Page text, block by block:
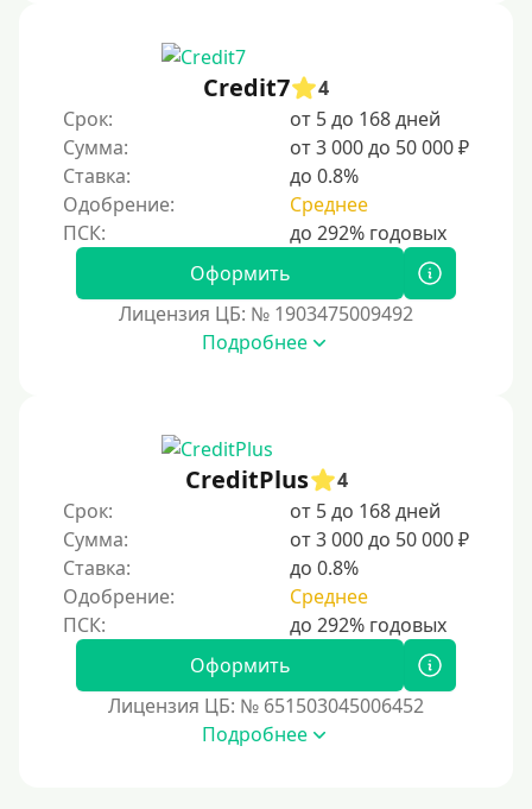
Не выходя из дома
Без посещения офиса
В офисе
В ломбарде
Роботы займов
Перевод денег на карту через Telegram
Без списания средств с вашей карты
Денежным переводом
На Юмани (ЮMoney)
На Яндекс Деньги
Без привязки карты
Кошелёк Киви (Qiwi)
Пополнение Киви-кошелька без СНИЛС
На кошельке Киви (Qiwi) имеются просроченные
Регистрация кошелька Киви доступна с 18 лет.
Пополнение Киви-кошелька для безработных:
доступные способы и возможности
Credit7
4
Срок:
от 5 до 168 дней
Сумма:
от 3 000 до 50 000 ₽
Ставка:
до 0.8%
Одобрение:
Среднее
Оформить
Лицензия ЦБ: № 1903475009492
Подробнее
CreditPlus
4
Срок:
от 5 до 168 дней
Сумма:
от 3 000 до 50 000 ₽
Ставка:
до 0.8%
Одобрение:
Среднее
Оформить
Лицензия ЦБ: № 651503045006452
Подробнее